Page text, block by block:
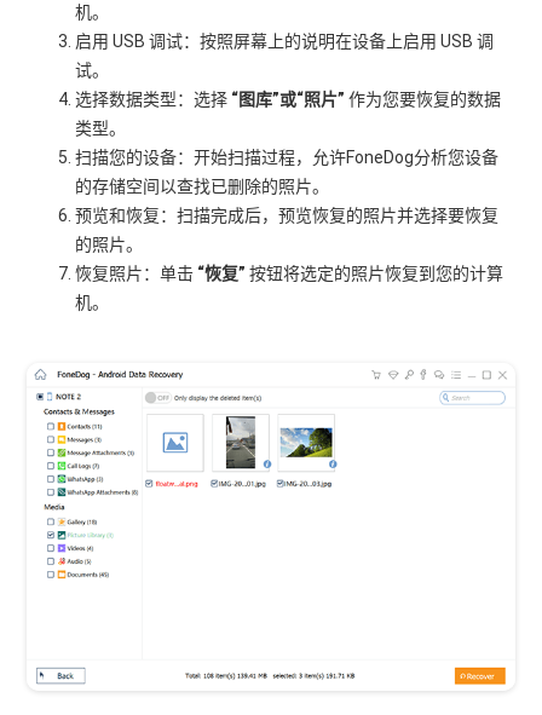
机。
启用 USB 调试：按照屏幕上的说明在设备上启用 USB 调
试。
选择数据类型：选择 “图库”或“照片” 作为您要恢复的数据
类型。
扫描您的设备：开始扫描过程，允许FoneDog分析您设备
的存储空间以查找已删除的照片。
预览和恢复：扫描完成后，预览恢复的照片并选择要恢复
的照片。
恢复照片：单击 “恢复” 按钮将选定的照片恢复到您的计算
机。